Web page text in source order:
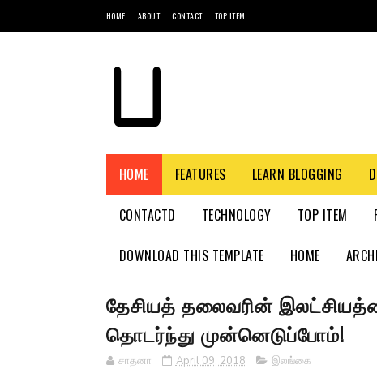
HOME ABOUT CONTACT TOP ITEM
HOME FEATURES LEARN BLOGGING
CONTACTD TECHNOLOGY TOP ITEM
DOWNLOAD THIS TEMPLATE HOME
தேசியத் தலைவரின்
தொடர்ந்து முன்னெடுப்போம்!
சாதனா April 09, 2018 இலங்கை